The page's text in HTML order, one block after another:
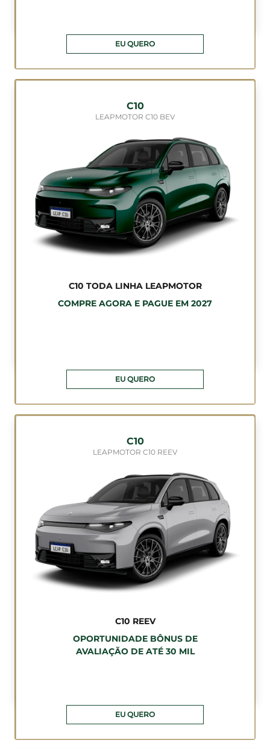
EU QUERO
C10
LEAPMOTOR C10 BEV
C10 TODA LINHA LEAPMOTOR
COMPRE AGORA E PAGUE EM 2027
EU QUERO
C10
LEAPMOTOR C10 REEV
C10 REEV
OPORTUNIDADE BÔNUS DE
AVALIAÇÃO DE ATÉ 30 MIL
EU QUERO